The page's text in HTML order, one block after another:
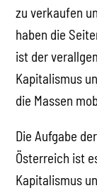
zu verkaufen
haben die
ist der
Kapitalismus
die Massen
Die Aufgabe
Österreich ist
Kapitalismus